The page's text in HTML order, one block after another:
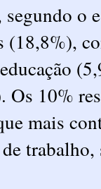
o
(18,8%),
10%
mais
trabalho,